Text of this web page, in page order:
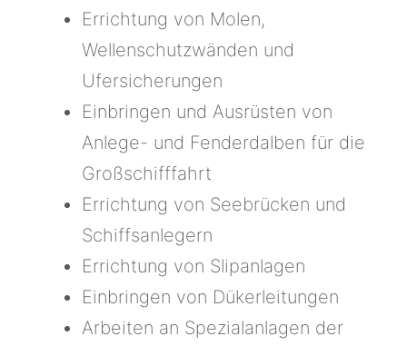
Errichtung von Molen,
Wellenschutzwänden und
Ufersicherungen
Einbringen und Ausrüsten von
Anlege- und Fenderdalben für die
Großschifffahrt
Errichtung von Seebrücken und
Schiffsanlegern
Errichtung von Slipanlagen
Einbringen von Dükerleitungen
Arbeiten an Spezialanlagen der